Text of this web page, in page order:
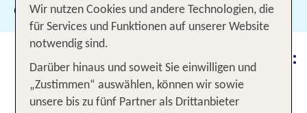
Gewählte Filter: Polnische Ostsee
Urlaub an der polnischen Ostsee:
Traditionsreiche Kurorte &
traumhafte Strände!
Wir nutzen Cookies und andere Technologien, die
für Services und Funktionen auf unserer Website
notwendig sind.
Darüber hinaus und soweit Sie einwilligen und
„Zustimmen“ auswählen, können wir sowie
unsere bis zu fünf Partner als Drittanbieter